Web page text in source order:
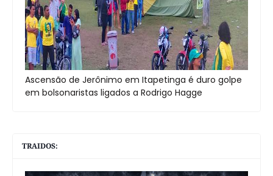
Ascensão de Jerônimo em Itapetinga é duro golpe
em bolsonaristas ligados a Rodrigo Hagge
TRAIDOS: